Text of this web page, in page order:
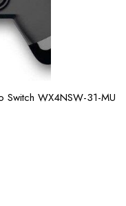
WX4NSW-31-MU